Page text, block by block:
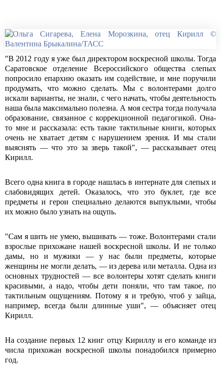
"В 2012 году я уже был директором воскресной школы. Тогда
Саратовское отделение Всероссийского общества слепых
попросило епархию оказать им содействие, и мне поручили
продумать, что можно сделать. Мы с волонтерами долго
искали варианты, не знали, с чего начать, чтобы деятельность
наша была максимально полезна. А моя сестра тогда получала
образование, связанное с коррекционной педагогикой. Она-
то мне и рассказала: есть такие тактильные книги, которых
очень не хватает детям с нарушением зрения. И мы стали
выяснять — что это за зверь такой", — рассказывает отец
Кирилл.
Всего одна книга в городе нашлась в интернате для слепых и
слабовидящих детей. Оказалось, что это буклет, где все
предметы и герои специально делаются выпуклыми, чтобы
их можно было узнать на ощупь.
"Сам я шить не умею, вышивать — тоже. Волонтерами стали
взрослые прихожане нашей воскресной школы. И не только
дамы, но и мужики — у нас были предметы, которые
женщины не могли делать, — из дерева или металла. Одна из
основных трудностей — все волонтеры хотят сделать книги
красивыми, а надо, чтобы дети поняли, что там такое, по
тактильным ощущениям. Потому я и требую, чтоб у зайца,
например, всегда были длинные уши", — объясняет отец
Кирилл.
На создание первых 12 книг отцу Кириллу и его команде из
числа прихожан воскресной школы понадобился примерно
год.